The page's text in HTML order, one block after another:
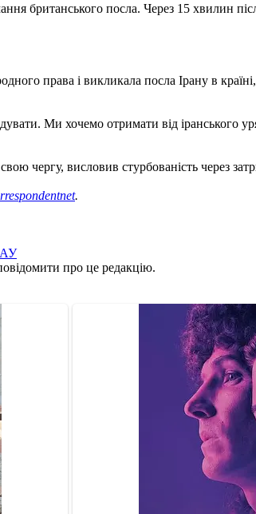
британського посла. Через 15 хвилин
права і викликала посла Ірану в
Ми хочемо отримати від іранського
чергу, висловив стурбованість через
.
про це редакцію.